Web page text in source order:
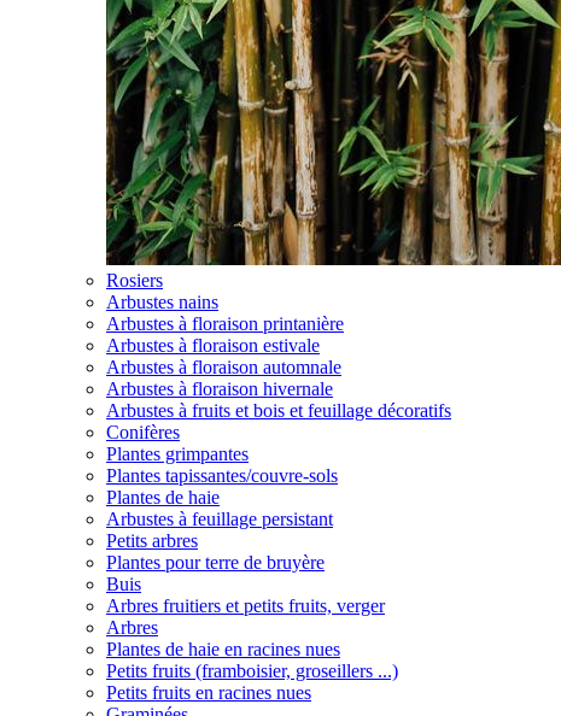
Rosiers
Arbustes nains
Arbustes à floraison printanière
Arbustes à floraison estivale
Arbustes à floraison automnale
Arbustes à floraison hivernale
Arbustes à fruits et bois et feuillage décoratifs
Conifères
Plantes grimpantes
Plantes tapissantes/couvre-sols
Plantes de haie
Arbustes à feuillage persistant
Petits arbres
Plantes pour terre de bruyère
Buis
Arbres fruitiers et petits fruits, verger
Arbres
Plantes de haie en racines nues
Petits fruits (framboisier, groseillers ...)
Petits fruits en racines nues